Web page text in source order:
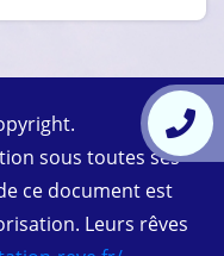
sous toutes ses
ce document est
Leurs rêves